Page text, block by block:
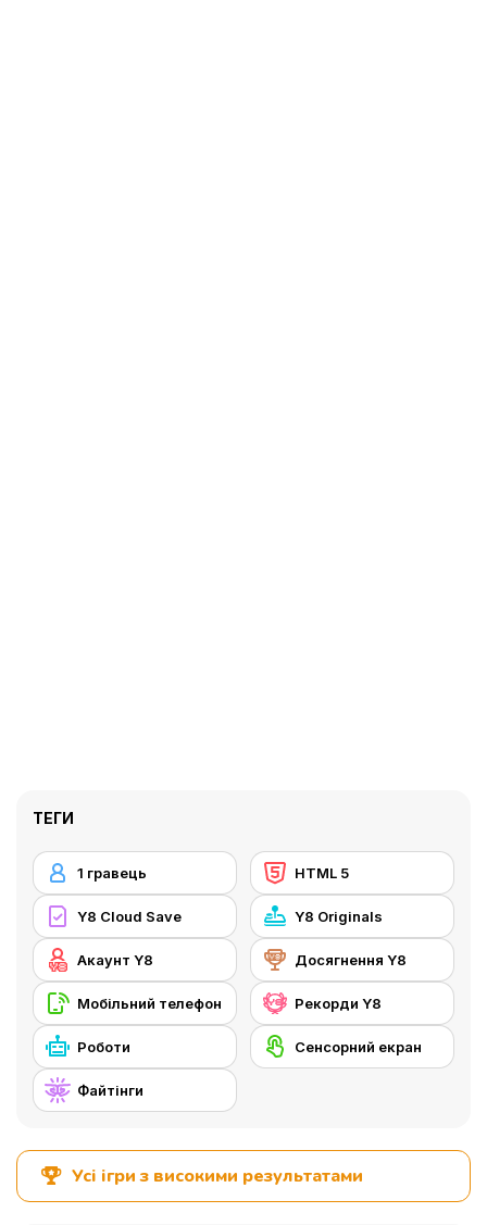
ТЕГИ
1 гравець HTML 5
Y8 Cloud Save Y8 Originals
Акаунт Y8 Досягнення Y8
Мобільний телефон Рекорди Y8
Роботи Сенсорний екран
Файтінги
Усі ігри з високими результатами